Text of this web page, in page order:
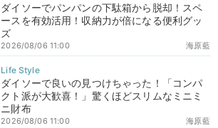
ダイソーでパンパンの下駄箱から脱却！スペ
ースを有効活用！収納力が倍になる便利グッ
ズ
海原藍
2026/08/06 11:00
ダイソーで良いの見つけちゃった！「コンパ
クト派が大歓喜！」驚くほどスリムなミニミ
ニ財布
海原藍
2026/08/06 11:00